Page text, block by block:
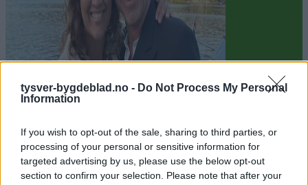
tysver-bygdeblad.no - Do Not Process My Personal
Information
If you wish to opt-out of the sale, sharing to third parties, or
processing of your personal or sensitive information for
targeted advertising by us, please use the below opt-out
section to confirm your selection. Please note that after your
Sommerpraten
Abonnement